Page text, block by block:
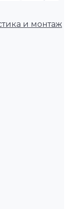
и монтаж